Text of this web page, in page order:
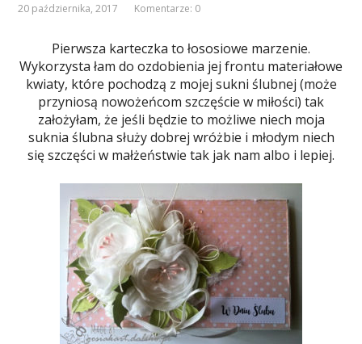
20 października, 2017 Komentarze: 0
Pierwsza karteczka to łososiowe marzenie.
Wykorzysta łam do ozdobienia jej frontu materiałowe
kwiaty, które pochodzą z mojej sukni ślubnej (może
przyniosą nowożeńcom szczęście w miłości) tak
założyłam, że jeśli będzie to możliwe niech moja
suknia ślubna służy dobrej wróżbie i młodym niech
się szczęści w małżeństwie tak jak nam albo i lepiej.